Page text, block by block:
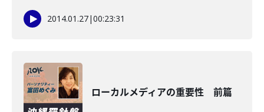
2014.01.27|00:23:31
ローカルメディアの重要性 前篇